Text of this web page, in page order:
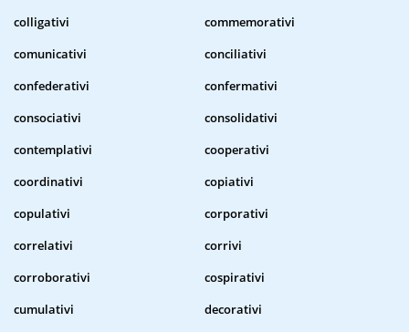
colligativi
commemorativi
comunicativi
conciliativi
confederativi
confermativi
consociativi
consolidativi
contemplativi
cooperativi
coordinativi
copiativi
copulativi
corporativi
correlativi
corrivi
corroborativi
cospirativi
cumulativi
decorativi